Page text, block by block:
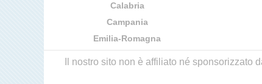
Calabria
Campania
Emilia-Romagna
Il nostro sito non è affiliato né